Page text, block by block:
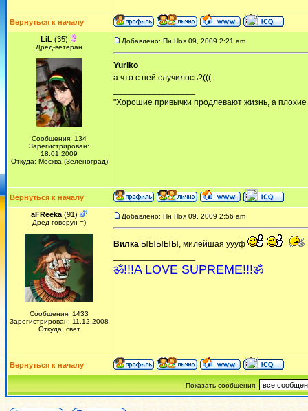
Вернуться к началу
LiL (35)
Дред-ветеран
Сообщения: 134
Зарегистрирован:
18.01.2009
Откуда: Москва (Зеленоград)
Добавлено: Пн Ноя 09, 2009 2:21 am
Yuriko
а что с ней случилось?(((
"Хорошие привычки продлевают жизнь, а
Вернуться к началу
aFReeka (91)
Дред-говорун =)
Сообщения: 1433
Зарегистрирован: 11.12.2008
Откуда: свет
Добавлено: Пн Ноя 09, 2009 2:56 am
Вилка ЫЫЫЫЫ, милейшая уууф
ॐ!!!A LOVE SUPREME!!!ॐ
Вернуться к началу
Показать сообщения: